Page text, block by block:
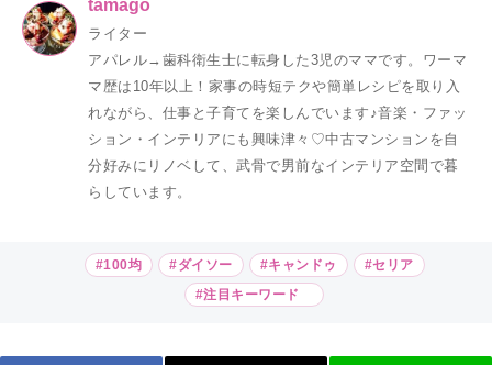
tamago
ライター
アパレル→歯科衛生士に転身した3児のママです。ワーマ
マ歴は10年以上！家事の時短テクや簡単レシピを取り入
れながら、仕事と子育てを楽しんでいます♪音楽・ファッ
ション・インテリアにも興味津々♡中古マンションを自
分好みにリノベして、武骨で男前なインテリア空間で暮
らしています。
#100均 #ダイソー #キャンドゥ
#セリア
#注目キーワード